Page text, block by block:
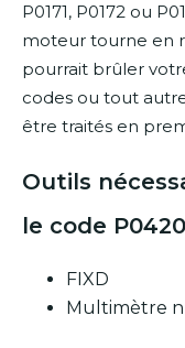
P0171, P0172 ou
moteur tourne en
pourrait brûler
codes ou tout
être traités en
Outils
le code
FIXD
Multimètre